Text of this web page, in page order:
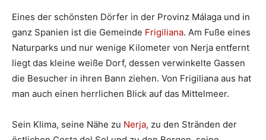
Eines der schönsten Dörfer in der Provinz Málaga und in
ganz Spanien ist die Gemeinde Frigiliana. Am Fuße eines
Naturparks und nur wenige Kilometer von Nerja entfernt
liegt das kleine weiße Dorf, dessen verwinkelte Gassen
die Besucher in ihren Bann ziehen. Von Frigiliana aus hat
man auch einen herrlichen Blick auf das Mittelmeer.
Sein Klima, seine Nähe zu Nerja, zu den Stränden der